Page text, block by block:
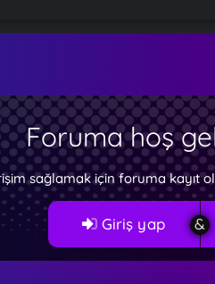
Foruma hoş
sağlamak için foruma kayıt
Giriş yap